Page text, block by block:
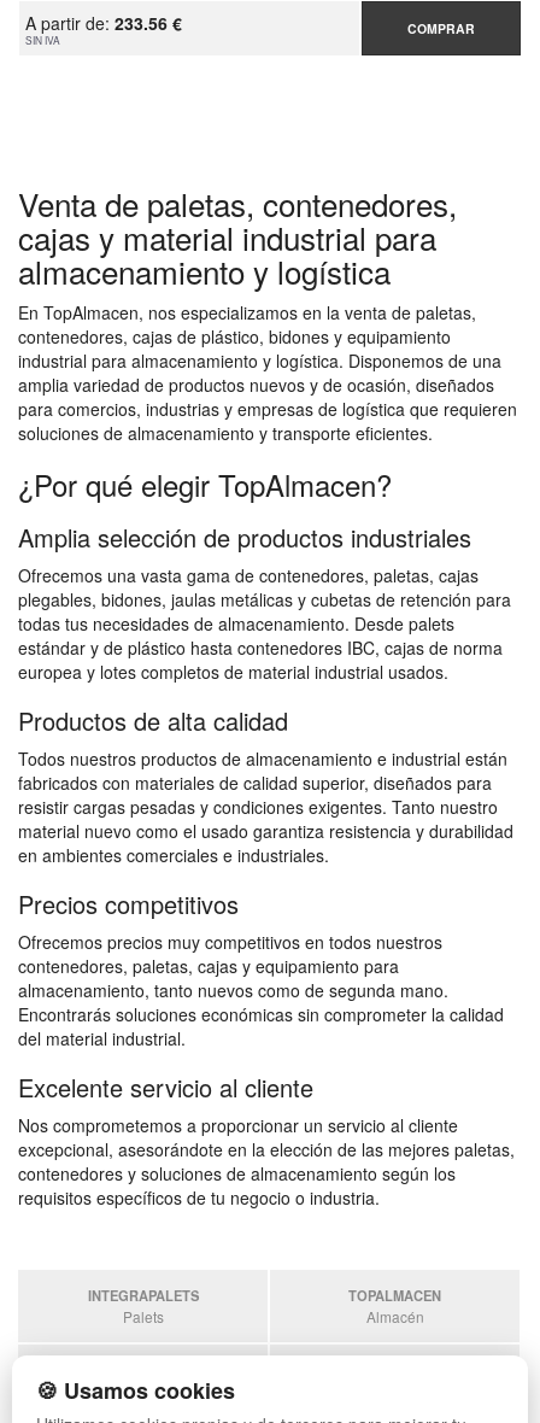
A partir de: 233.56 €
SIN IVA
COMPRAR
Venta de paletas, contenedores,
cajas y material industrial para
almacenamiento y logística
En TopAlmacen, nos especializamos en la venta de paletas,
contenedores, cajas de plástico, bidones y equipamiento
industrial para almacenamiento y logística. Disponemos de una
amplia variedad de productos nuevos y de ocasión, diseñados
para comercios, industrias y empresas de logística que requieren
soluciones de almacenamiento y transporte eficientes.
¿Por qué elegir TopAlmacen?
Amplia selección de productos industriales
Ofrecemos una vasta gama de contenedores, paletas, cajas
plegables, bidones, jaulas metálicas y cubetas de retención para
todas tus necesidades de almacenamiento. Desde palets
estándar y de plástico hasta contenedores IBC, cajas de norma
europea y lotes completos de material industrial usados.
Productos de alta calidad
Todos nuestros productos de almacenamiento e industrial están
fabricados con materiales de calidad superior, diseñados para
resistir cargas pesadas y condiciones exigentes. Tanto nuestro
material nuevo como el usado garantiza resistencia y durabilidad
en ambientes comerciales e industriales.
Precios competitivos
Ofrecemos precios muy competitivos en todos nuestros
contenedores, paletas, cajas y equipamiento para
almacenamiento, tanto nuevos como de segunda mano.
Encontrarás soluciones económicas sin comprometer la calidad
del material industrial.
Excelente servicio al cliente
Nos comprometemos a proporcionar un servicio al cliente
excepcional, asesorándote en la elección de las mejores paletas,
contenedores y soluciones de almacenamiento según los
requisitos específicos de tu negocio o industria.
INTEGRAPALETS
Palets
TOPALMACEN
Almacén
Sobrantes
🍪 Usamos cookies